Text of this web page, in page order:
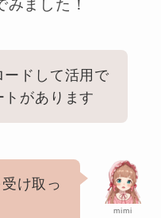
ました！
ードして活用で
トがあります
mimi
け取っ